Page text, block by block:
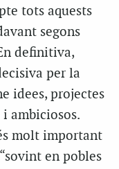
tots aquests
segons
definitiva,
per la
idees, projectes
i ambiciosos.
molt important
en pobles